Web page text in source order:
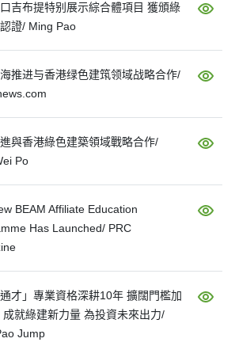
吉布提特别展示綜合體項目 獲頒綠
證/ Ming Pao
推进与香港绿色建筑领域战略合作/
與香港綠色建築領域戰略合作/
Po
BEAM Affiliate Education
Has Launched/ PRC
通才」專業資格深耕10年 擴闊門檻加
成就綠建新力量 為投資未來出力/
Jump